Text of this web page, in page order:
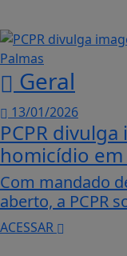
Geral
13/01/2026
PCPR
homicídio em
Com mandado
aberto, a PCPR
ACESSAR